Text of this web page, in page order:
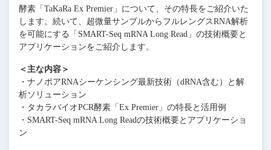
酵素「TaKaRa Ex Premier」について、その特長をご紹介いた
します。続いて、超微量サンプルからフルレングスRNA解析
を可能にする「SMART-Seq mRNA Long Read」の技術概要と
アプリケーションをご紹介します。
＜主な内容＞
・ナノポアRNAシーケンシング最新技術（dRNA含む）と解
析ソリューション
・タカラバイオPCR酵素「Ex Premier」の特長と活用例
・SMART-Seq mRNA Long Readの技術概要とアプリケーショ
ン